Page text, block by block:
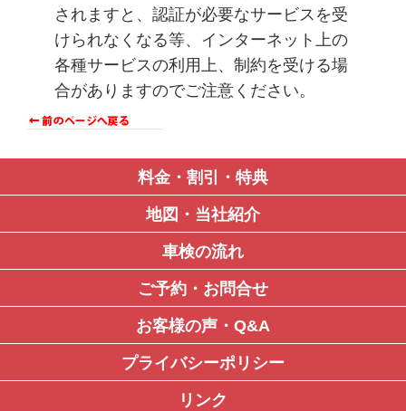
されますと、認証が必要なサービスを受
けられなくなる等、インターネット上の
各種サービスの利用上、制約を受ける場
合がありますのでご注意ください。
料金・割引・特典
地図・当社紹介
車検の流れ
ご予約・お問合せ
お客様の声・Q&A
プライバシーポリシー
リンク